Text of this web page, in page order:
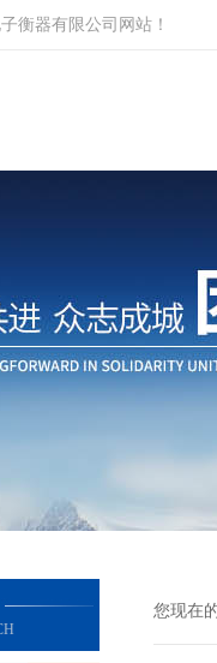
衡器有限公司网站！
您现在